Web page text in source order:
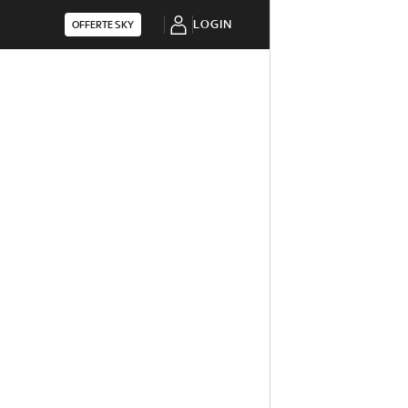
OFFERTE SKY LOGIN